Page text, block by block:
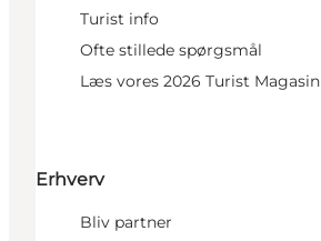
Turist info
Ofte stillede spørgsmål
Læs vores 2026 Turist Magasin
Erhverv
Bliv partner